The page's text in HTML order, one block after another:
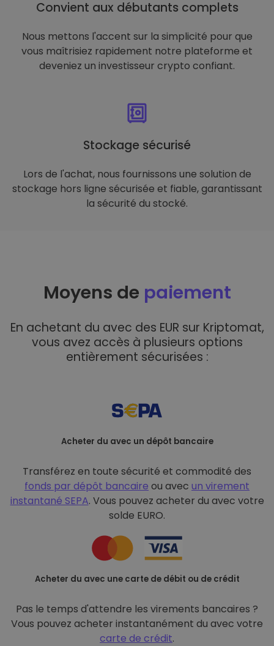
Convient aux débutants complets
Nous mettons l'accent sur la simplicité pour que
vous maîtrisiez rapidement notre plateforme et
deveniez un investisseur crypto confiant.
Stockage sécurisé
Lors de l'achat, nous fournissons une solution de
stockage hors ligne sécurisée et fiable, garantissant
la sécurité du stocké.
Moyens de paiement
En achetant du avec des EUR sur Kriptomat,
vous avez accès à plusieurs options
entièrement sécurisées :
Acheter du avec un dépôt bancaire
Transférez en toute sécurité et commodité des
fonds par dépôt bancaire ou avec un virement
instantané SEPA. Vous pouvez acheter du avec votre
solde EURO.
Acheter du avec une carte de débit ou de crédit
Pas le temps d'attendre les virements bancaires ?
Vous pouvez acheter instantanément du avec votre
carte de crédit.